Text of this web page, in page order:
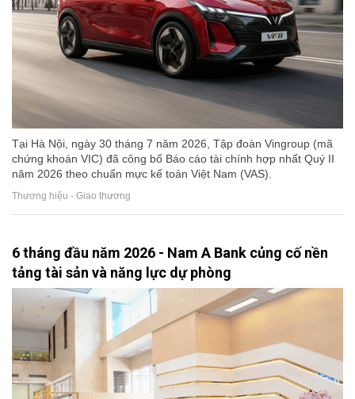
Tại Hà Nội, ngày 30 tháng 7 năm 2026, Tập đoàn Vingroup (mã
chứng khoán VIC) đã công bố Báo cáo tài chính hợp nhất Quý II
năm 2026 theo chuẩn mực kế toán Việt Nam (VAS).
Thương hiệu - Giao thương
6 tháng đầu năm 2026 - Nam A Bank củng cố nền
tảng tài sản và năng lực dự phòng